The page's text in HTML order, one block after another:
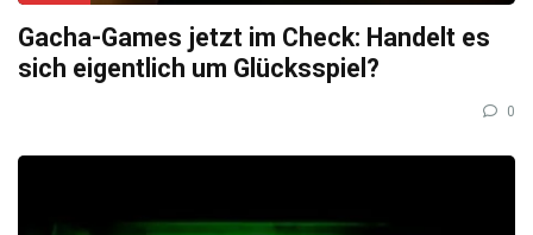
Gacha-Games jetzt im Check: Handelt es
sich eigentlich um Glücksspiel?
0